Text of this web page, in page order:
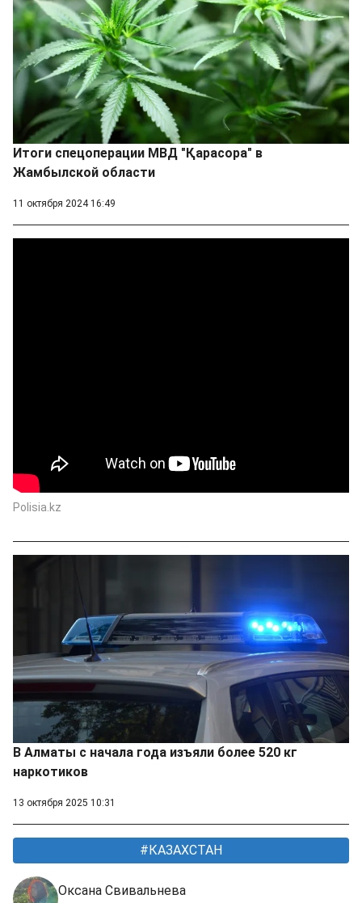
Итоги спецоперации МВД "Қарасора" в
Жамбылской области
11 октября 2024 16:49
Polisia.kz
В Алматы с начала года изъяли более 520 кг
наркотиков
13 октября 2025 10:31
КАЗАХСТАН
Оксана Свивальнева